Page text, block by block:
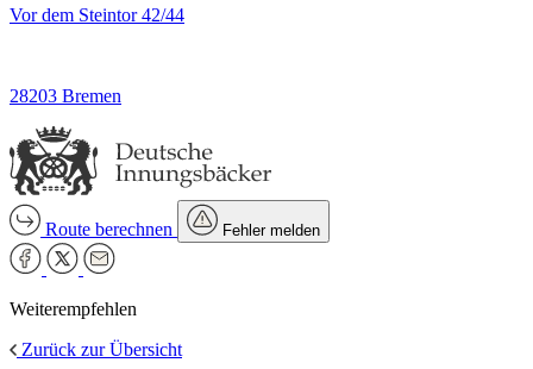
Vor dem Steintor 42/44
28203 Bremen
Route berechnen Fehler melden
Weiterempfehlen
Zurück zur Übersicht